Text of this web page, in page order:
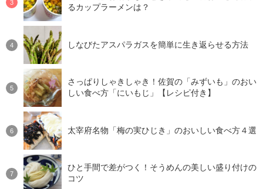
るカップラーメンは？
しなびたアスパラガスを簡単に生き返らせる方法
さっぱりしゃきしゃき！佐賀の「みずいも」のおい
しい食べ方「にいもじ」【レシピ付き】
太宰府名物「梅の実ひじき」のおいしい食べ方４選
ひと手間で差がつく！そうめんの美しい盛り付けの
コツ